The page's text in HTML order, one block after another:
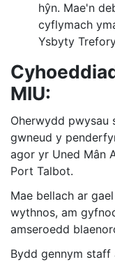
hŷn. Mae'n
cyflymach
Ysbyty
MIU:
Oherwydd pwysau
gwneud y
agor yr Uned Mân
Port Talbot.
Mae bellach ar
wythnos, am
amseroedd
Bydd gennym staff